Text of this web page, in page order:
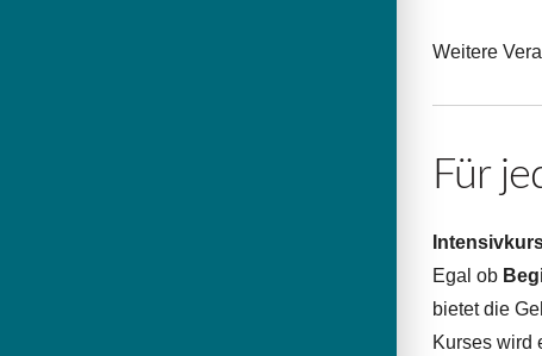
Weitere
Für
Egal ob
bietet die
Kurses wird